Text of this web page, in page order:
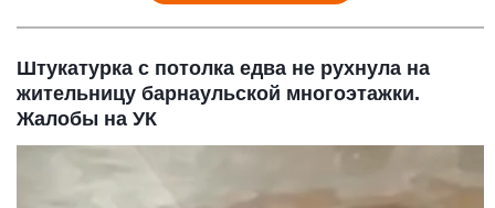
Штукатурка с потолка едва не рухнула на
жительницу барнаульской многоэтажки.
Жалобы на УК